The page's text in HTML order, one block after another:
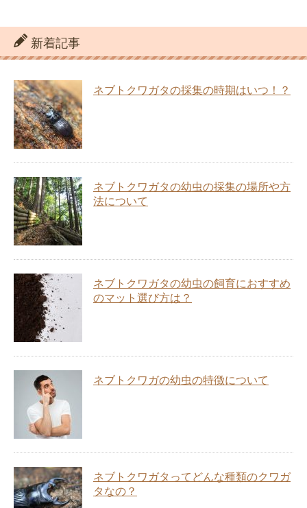
新着記事
ネブトクワガタの採集の時期はいつ！？
ネブトクワガタの幼虫の採集の場所や方
法について
ネブトクワガタの幼虫の飼育におすすめ
のマット選び方は？
ネブトクワガの幼虫の特徴について
ネブトクワガタってどんな種類のクワガ
タなの？